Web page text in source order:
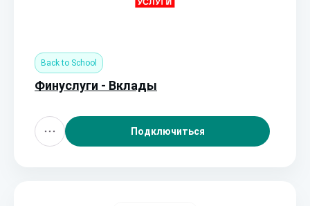
Back to School
Финуслуги - Вклады
Подключиться